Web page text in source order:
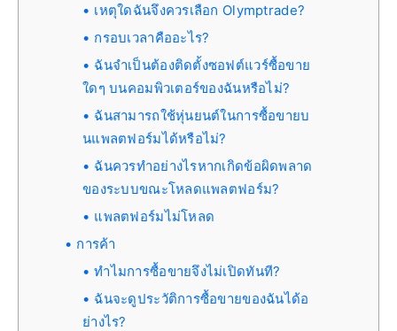
เหตุใดฉันจึงควรเลือก Olymptrade?
กรอบเวลาคืออะไร?
ฉันจำเป็นต้องติดตั้งซอฟต์แวร์ซื้อขาย
ใดๆ บนคอมพิวเตอร์ของฉันหรือไม่?
ฉันสามารถใช้หุ่นยนต์ในการซื้อขายบ
นแพลตฟอร์มได้หรือไม่?
ฉันควรทำอย่างไรหากเกิดข้อผิดพลาด
ของระบบขณะโหลดแพลตฟอร์ม?
แพลตฟอร์มไม่โหลด
การค้า
ทำไมการซื้อขายจึงไม่เปิดทันที?
ฉันจะดูประวัติการซื้อขายของฉันได้อ
ย่างไร?